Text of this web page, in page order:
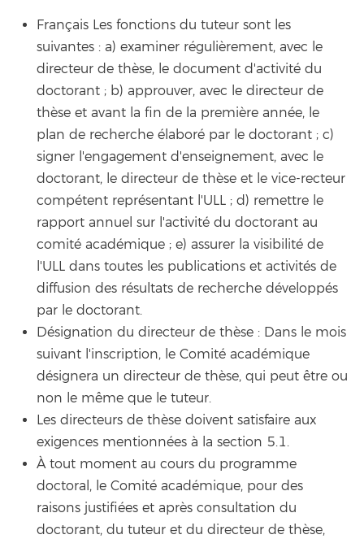
Français Les fonctions du tuteur sont les
suivantes : a) examiner régulièrement, avec le
directeur de thèse, le document d'activité du
doctorant ; b) approuver, avec le directeur de
thèse et avant la fin de la première année, le
plan de recherche élaboré par le doctorant ; c)
signer l'engagement d'enseignement, avec le
doctorant, le directeur de thèse et le vice-recteur
compétent représentant l'ULL ; d) remettre le
rapport annuel sur l'activité du doctorant au
comité académique ; e) assurer la visibilité de
l'ULL dans toutes les publications et activités de
diffusion des résultats de recherche développés
par le doctorant.
Désignation du directeur de thèse : Dans le mois
suivant l'inscription, le Comité académique
désignera un directeur de thèse, qui peut être ou
non le même que le tuteur.
Les directeurs de thèse doivent satisfaire aux
exigences mentionnées à la section 5.1.
À tout moment au cours du programme
doctoral, le Comité académique, pour des
raisons justifiées et après consultation du
doctorant, du tuteur et du directeur de thèse,